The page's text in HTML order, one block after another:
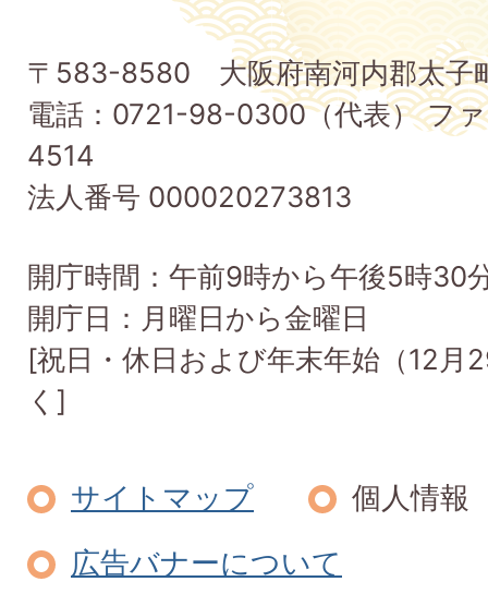
町
Taishi
Town
〒583-8580 大阪府南河内郡太子
電話：0721-98-0300（代表） フ
4514
法人番号 000020273813
開庁時間：午前9時から午後5時30
開庁日：月曜日から金曜日
[祝日・休日および年末年始（12月
く]
サイトマップ
個人情報
広告バナーについて